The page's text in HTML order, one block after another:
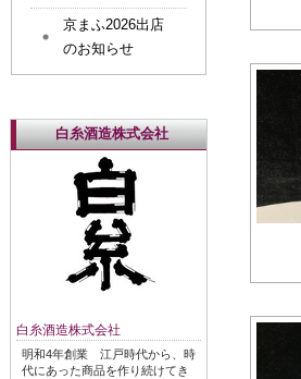
京まふ2026出店
のお知らせ
白糸酒造株式会社
白糸酒造株式会社
明和4年創業 江戸時代から、時
代にあった商品を作り続けてき